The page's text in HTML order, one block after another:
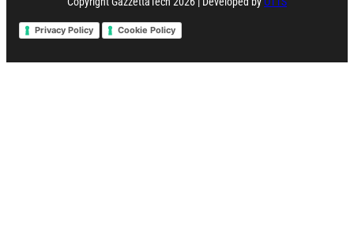
Privacy Policy Cookie Policy